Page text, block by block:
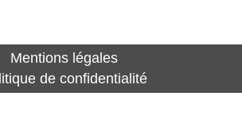
Mentions légales
de confidentialité